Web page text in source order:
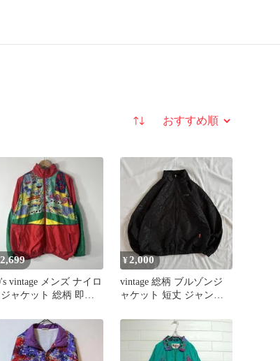
並び替え
2,699
vintage メンズ ナイロ
ャケット 総柄 即購
¥2,000
vintage 総柄 ブルゾンジ
ャケット 短丈 ジャンパ
ストリート スポーツ ア